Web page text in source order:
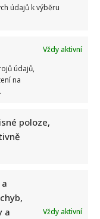
údajů k výběru
Vždy aktivní
údajů,
na
poloze,
a
Vždy aktivní